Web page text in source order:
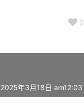
0
2025年3月18日 am12:03